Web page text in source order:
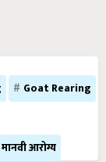
Goat Rearing
आरोग्य